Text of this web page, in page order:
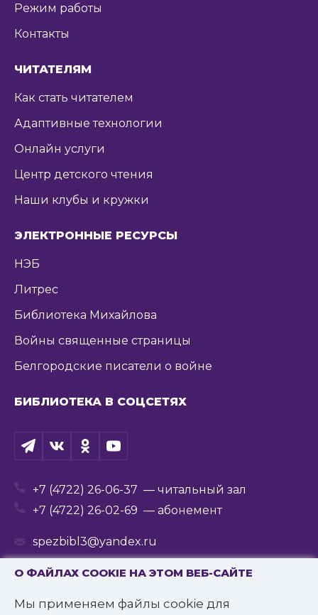
О ФАЙЛАХ COOKIE НА ЭТОМ ВЕБ-САЙТЕ
Мы применяем файлы cookie для
Режим работы
Контакты
ЧИТАТЕЛЯМ
Как стать читателем
Адаптивные технологии
Онлайн услуги
Центр детского чтения
Наши клубы и кружки
ЭЛЕКТРОННЫЕ РЕСУРСЫ
НЭБ
Литрес
Библиотека Михайлова
Войны священные страницы
Белгородские писатели о войне
БИБЛИОТЕКА В СОЦСЕТЯХ
+7 (4722) 26-06-37 — читальный зал
+7 (4722) 26-02-69 — абонемент
spezbibl3@yandex.ru